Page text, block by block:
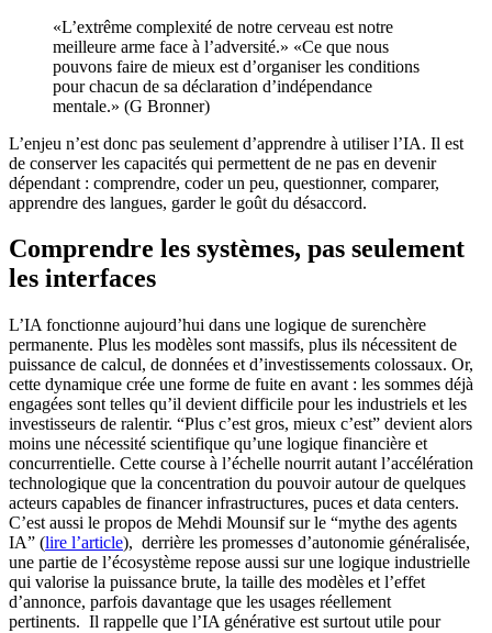
«L’extrême complexité de notre cerveau est notre
meilleure arme face à l’adversité.» «Ce que nous
pouvons faire de mieux est d’organiser les conditions
pour chacun de sa déclaration d’indépendance
mentale.» (G Bronner)
L’enjeu n’est donc pas seulement d’apprendre à utiliser l’IA. Il est
de conserver les capacités qui permettent de ne pas en devenir
dépendant : comprendre, coder un peu, questionner, comparer,
apprendre des langues, garder le goût du désaccord.
Comprendre les systèmes, pas seulement
les interfaces
L’IA fonctionne aujourd’hui dans une logique de surenchère
permanente. Plus les modèles sont massifs, plus ils nécessitent de
puissance de calcul, de données et d’investissements colossaux. Or,
cette dynamique crée une forme de fuite en avant : les sommes déjà
engagées sont telles qu’il devient difficile pour les industriels et les
investisseurs de ralentir. “Plus c’est gros, mieux c’est” devient alors
moins une nécessité scientifique qu’une logique financière et
concurrentielle. Cette course à l’échelle nourrit autant l’accélération
technologique que la concentration du pouvoir autour de quelques
acteurs capables de financer infrastructures, puces et data centers.
C’est aussi le propos de Mehdi Mounsif sur le “mythe des agents
IA” (lire l’article), derrière les promesses d’autonomie généralisée,
une partie de l’écosystème repose aussi sur une logique industrielle
qui valorise la puissance brute, la taille des modèles et l’effet
d’annonce, parfois davantage que les usages réellement
pertinents. Il rappelle que l’IA générative est surtout utile pour